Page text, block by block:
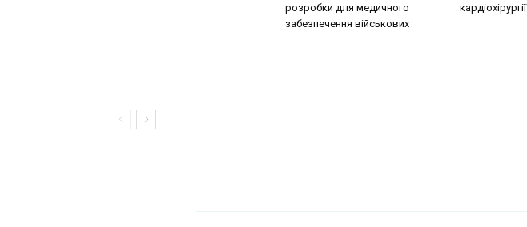
розробки для медичного
забезпечення військових
кардіохірургії